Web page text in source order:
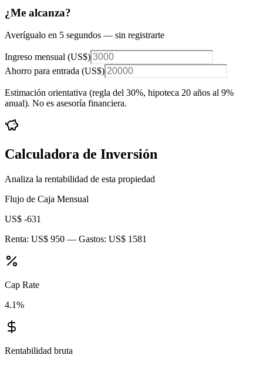
¿Me alcanza?
Averígualo en 5 segundos — sin registrarte
Ingreso mensual (US$)
Ahorro para entrada (US$)
Estimación orientativa (regla del 30%, hipoteca 20 años al 9%
anual). No es asesoría financiera.
Calculadora de Inversión
Analiza la rentabilidad de esta propiedad
Flujo de Caja Mensual
US$ -631
Renta: US$ 950 — Gastos: US$ 1581
Cap Rate
4.1%
Rentabilidad bruta